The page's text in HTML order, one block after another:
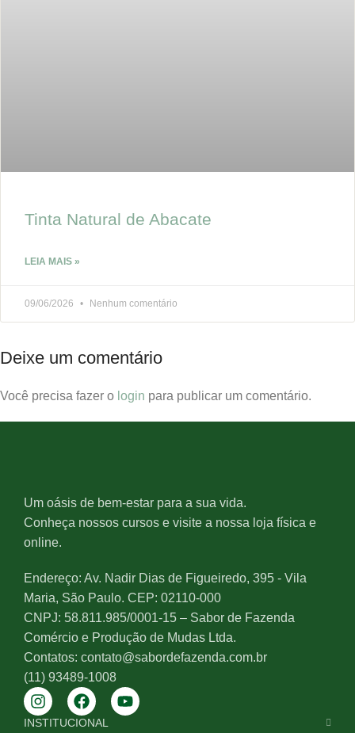
Tinta Natural de Abacate
LEIA MAIS »
09/06/2026 Nenhum comentário
Deixe um comentário
Você precisa fazer o login para publicar um comentário.
Um oásis de bem-estar para a sua vida.
Conheça nossos cursos e visite a nossa loja física e
online.
Endereço: Av. Nadir Dias de Figueiredo, 395 - Vila
Maria, São Paulo. CEP: 02110-000
CNPJ: 58.811.985/0001-15 – Sabor de Fazenda
Comércio e Produção de Mudas Ltda.
Contatos: contato@sabordefazenda.com.br
(11) 93489-1008
INSTITUCIONAL